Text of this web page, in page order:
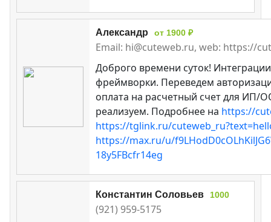
Александр от 1900 ₽
Email: hi@cuteweb.ru, web: https://
Доброго времени суток!
фреймворки. Переведем
оплата на расчетный счет для ИП/
реализуем. Подробнее на https://
https://tglink.ru/
https://max.ru/u/
18y5FBcfr14eg
Константин Соловьев 1000
(921) 959-5175